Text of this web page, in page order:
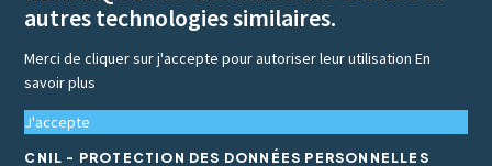
autres technologies similaires.
Merci de cliquer sur j'accepte pour autoriser leur utilisationEn
savoir plus
J'accepte
CNIL - PROTECTION DES DONNÉES PERSONNELLES